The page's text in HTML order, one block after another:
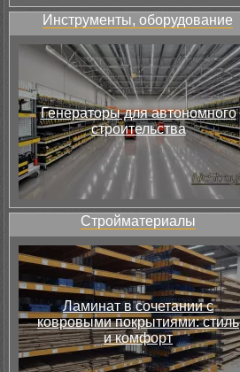
Инструменты, оборудование
Генераторы для автономного
строительства
Стройматериалы
Ламинат в сочетании с
ковровыми покрытиями: стиль
и комфорт